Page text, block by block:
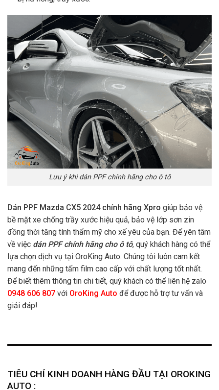
Lưu ý khi dán PPF chính hãng cho ô tô
Dán PPF Mazda CX5 2024 chính hãng Xpro giúp bảo vệ
bề mặt xe chống trầy xước hiệu quả, bảo vệ lớp sơn zin
đồng thời tăng tính thẩm mỹ cho xế yêu của bạn. Để yên tâm
về việc dán PPF chính hãng cho ô tô, quý khách hàng có thể
lựa chọn dịch vụ tại OroKing Auto. Chúng tôi luôn cam kết
mang đến những tấm film cao cấp với chất lượng tốt nhất.
Để biết thêm thông tin chi tiết, quý khách có thể liên hệ zalo
0948 606 807 với OroKing Auto để được hỗ trợ tư vấn và
giải đáp!
TIÊU CHÍ KINH DOANH HÀNG ĐẦU TẠI OROKING
AUTO :